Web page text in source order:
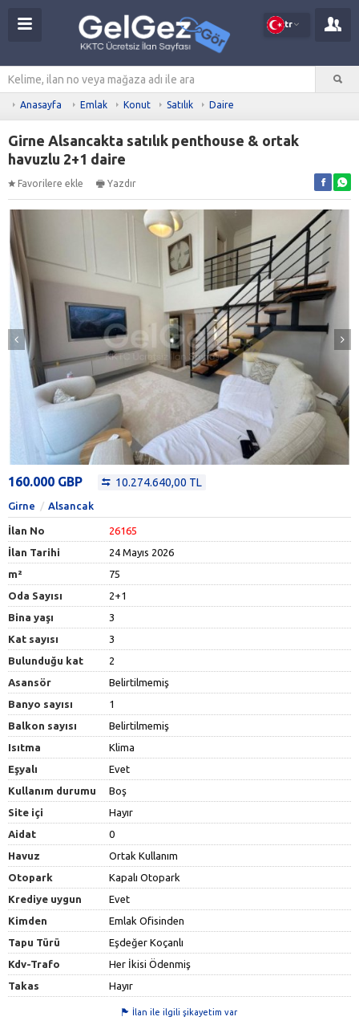
tr
Anasayfa Emlak Konut Satılık Daire
Girne Alsancakta satılık penthouse & ortak
havuzlu 2+1 daire
Favorilere ekle Yazdır
160.000 GBP 10.274.640,00 TL
Girne Alsancak
İlan No
26165
İlan Tarihi
24 Mayıs 2026
m²
75
Oda Sayısı
2+1
Bina yaşı
3
Kat sayısı
3
Bulunduğu kat
2
Asansör
Belirtilmemiş
Banyo sayısı
1
Balkon sayısı
Belirtilmemiş
Isıtma
Klima
Eşyalı
Evet
Kullanım durumu
Boş
Site içi
Hayır
Aidat
0
Havuz
Ortak Kullanım
Otopark
Kapalı Otopark
Krediye uygun
Evet
Kimden
Emlak Ofisinden
Tapu Türü
Eşdeğer Koçanlı
Kdv-Trafo
Her İkisi Ödenmiş
Takas
Hayır
İlan ile ilgili şikayetim var